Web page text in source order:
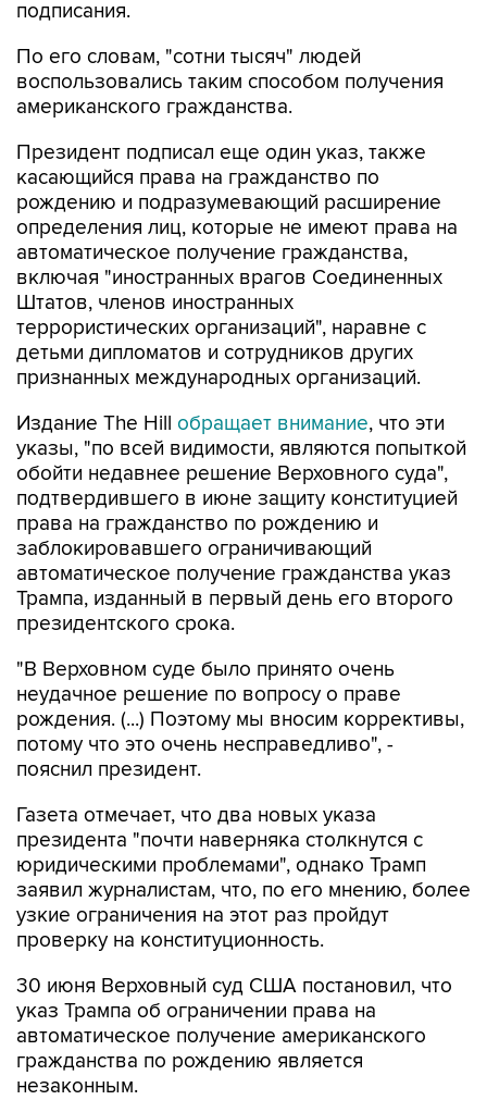
подписания.
По его словам, "сотни тысяч" людей
воспользовались таким способом получения
американского гражданства.
Президент подписал еще один указ, также
касающийся права на гражданство по
рождению и подразумевающий расширение
определения лиц, которые не имеют права на
автоматическое получение гражданства,
включая "иностранных врагов Соединенных
Штатов, членов иностранных
террористических организаций", наравне с
детьми дипломатов и сотрудников других
признанных международных организаций.
Издание The Hill обращает внимание, что эти
указы, "по всей видимости, являются попыткой
обойти недавнее решение Верховного суда",
подтвердившего в июне защиту конституцией
права на гражданство по рождению и
заблокировавшего ограничивающий
автоматическое получение гражданства указ
Трампа, изданный в первый день его второго
президентского срока.
"В Верховном суде было принято очень
неудачное решение по вопросу о праве
рождения. (...) Поэтому мы вносим коррективы,
потому что это очень несправедливо", -
пояснил президент.
Газета отмечает, что два новых указа
президента "почти наверняка столкнутся с
юридическими проблемами", однако Трамп
заявил журналистам, что, по его мнению, более
узкие ограничения на этот раз пройдут
проверку на конституционность.
30 июня Верховный суд США постановил, что
указ Трампа об ограничении права на
автоматическое получение американского
гражданства по рождению является
незаконным.